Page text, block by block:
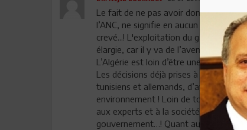
Le fait de ne pas avoir donné la
l’ANC, ne signifie en aucun cas que
crevé...! L'exploitation du gaz de
élargie, car il y va de l’avenir de la
L’Algérie est loin d’être une
Les décisions déjà prises à la hâte -
tunisiens et allemands, d’avoir des
environnement ! Loin de tout discours
aux experts et à la société civile en
gouvernement…! Quant aux